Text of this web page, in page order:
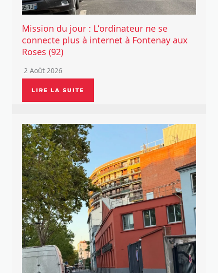
Mission du jour : L’ordinateur ne se
connecte plus à internet à Fontenay aux
Roses (92)
2 Août 2026
LIRE LA SUITE